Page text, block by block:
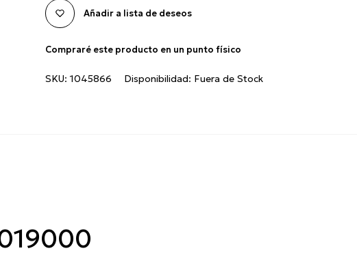
Añadir a lista de deseos
Compraré este producto en un punto físico
SKU: 1045866 Disponibilidad: Fuera de Stock